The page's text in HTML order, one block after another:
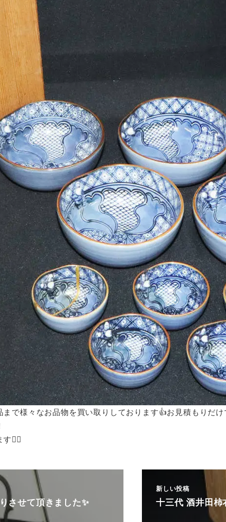
で様々なお品物を買い取りしております👍お見積もりだけ
🙆‍♂️
させて頂きました✨
新しい投稿
十三代 酒井田